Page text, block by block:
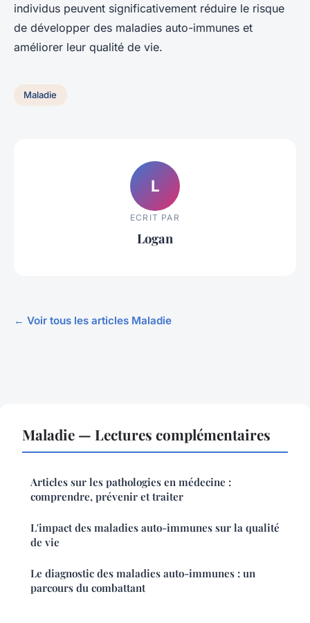
individus peuvent significativement réduire le risque
de développer des maladies auto-immunes et
améliorer leur qualité de vie.
Maladie
L
ECRIT PAR
Logan
← Voir tous les articles Maladie
Maladie — Lectures complémentaires
Articles sur les pathologies en médecine :
comprendre, prévenir et traiter
L'impact des maladies auto-immunes sur la qualité
de vie
Le diagnostic des maladies auto-immunes : un
parcours du combattant